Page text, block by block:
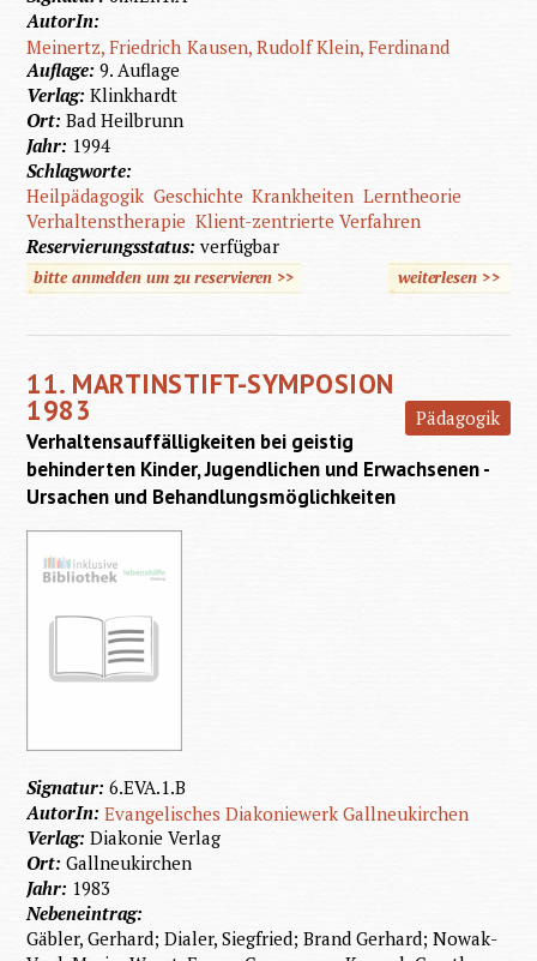
AutorIn:
Meinertz, Friedrich Kausen, Rudolf Klein, Ferdinand
Auflage:9. Auflage
Verlag:Klinkhardt
Ort:Bad Heilbrunn
Jahr: 1994
Schlagworte:
Heilpädagogik Geschichte Krankheiten Lerntheorie
Verhaltenstherapie Klient-zentrierte Verfahren
Reservierungsstatus:verfügbar
bitte anmelden um zu reservieren >> weiterlesen>>
11. MARTINSTIFT-SYMPOSION
1983 Pädagogik
Verhaltensauffälligkeiten bei geistig
behinderten Kinder, Jugendlichen und Erwachsenen -
Ursachen und Behandlungsmöglichkeiten
Signatur:6.EVA.1.B
AutorIn:Evangelisches Diakoniewerk Gallneukirchen
Verlag:Diakonie Verlag
Ort:Gallneukirchen
Jahr: 1983
Nebeneintrag:
Gäbler, Gerhard; Dialer, Siegfried; Brand Gerhard; Nowak-